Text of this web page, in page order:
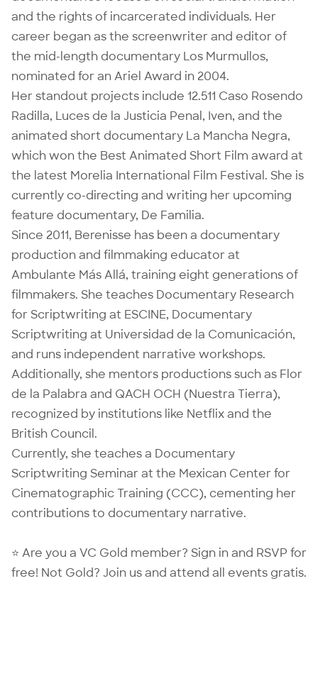
and the rights of incarcerated individuals. Her
career began as the screenwriter and editor of
the mid-length documentary Los Murmullos,
nominated for an Ariel Award in 2004.
Her standout projects include 12.511 Caso Rosendo
Radilla, Luces de la Justicia Penal, Iven, and the
animated short documentary La Mancha Negra,
which won the Best Animated Short Film award at
the latest Morelia International Film Festival. She is
currently co-directing and writing her upcoming
feature documentary, De Familia.
Since 2011, Berenisse has been a documentary
production and filmmaking educator at
Ambulante Más Allá, training eight generations of
filmmakers. She teaches Documentary Research
for Scriptwriting at ESCINE, Documentary
Scriptwriting at Universidad de la Comunicación,
and runs independent narrative workshops.
Additionally, she mentors productions such as Flor
de la Palabra and QACH OCH (Nuestra Tierra),
recognized by institutions like Netflix and the
British Council.
Currently, she teaches a Documentary
Scriptwriting Seminar at the Mexican Center for
Cinematographic Training (CCC), cementing her
contributions to documentary narrative.
⭐ Are you a VC Gold member? Sign in and RSVP for
free! Not Gold? Join us and attend all events gratis.